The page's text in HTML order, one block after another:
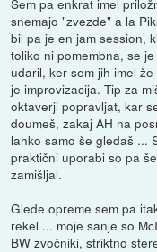
Sem pa enkrat imel
snemajo "zvezde" a la
bil pa je en jam session,
toliko ni pomembna, se
udaril, ker sem jih imel
je improvizacija. Tip za
oktaverji popravljat, kar
doumeš, zakaj AH na
lahko samo še gledaš ...
praktični uporabi so pa
zamišljal.
Glede opreme sem pa
rekel ... moje sanje so
BW zvočniki, striktno